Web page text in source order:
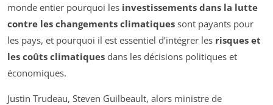
monde entier pourquoi les investissements dans la lutte
contre les changements climatiques sont payants pour
les pays, et pourquoi il est essentiel d’intégrer les risques et
les coûts climatiques dans les décisions politiques et
économiques.
Justin Trudeau, Steven Guilbeault, alors ministre de